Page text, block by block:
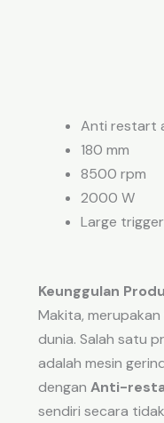
Anti restart
180 mm
8500 rpm
2000 W
Large
Keunggulan
Makita,
dunia. Salah satu
adalah mesin
dengan Anti-
sendiri secara